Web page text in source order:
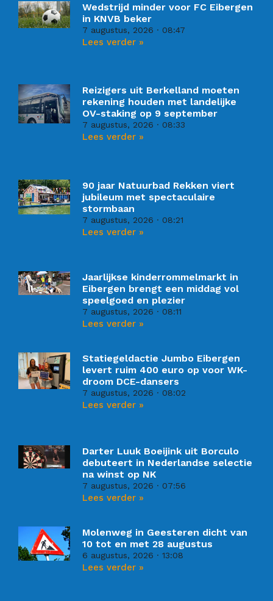
Wedstrijd minder voor FC Eibergen
in KNVB beker
7 augustus, 2026 08:47
Lees verder »
Reizigers uit Berkelland moeten
rekening houden met landelijke
OV-staking op 9 september
7 augustus, 2026 08:33
Lees verder »
90 jaar Natuurbad Rekken viert
jubileum met spectaculaire
stormbaan
7 augustus, 2026 08:21
Lees verder »
Jaarlijkse kinderrommelmarkt in
Eibergen brengt een middag vol
speelgoed en plezier
7 augustus, 2026 08:11
Lees verder »
Statiegeldactie Jumbo Eibergen
levert ruim 400 euro op voor WK-
droom DCE-dansers
7 augustus, 2026 08:02
Lees verder »
Darter Luuk Boeijink uit Borculo
debuteert in Nederlandse selectie
na winst op NK
7 augustus, 2026 07:56
Lees verder »
Molenweg in Geesteren dicht van
10 tot en met 28 augustus
6 augustus, 2026 13:08
Lees verder »